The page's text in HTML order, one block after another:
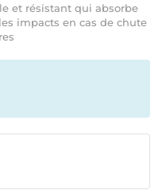
et résistant qui absorbe
impacts en cas de chute